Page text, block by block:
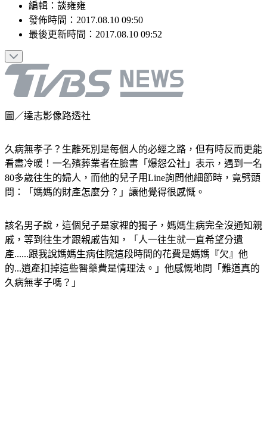
編輯 ： 談雍雍
發佈時間： 2017.08.10 09:50
最後更新時間： 2017.08.10 09:52
圖／達志影像路透社
久病無孝子？生離死別是每個人的必經之路，但有時反而更能
看盡冷暖！一名殯葬業者在臉書「爆怨公社」表示，遇到一名
80多歲往生的婦人，而他的兒子用Line詢問他細節時，竟劈頭
問：「媽媽的財產怎麼分？」讓他覺得很感慨。
該名男子說，這個兒子是家裡的獨子，媽媽生病完全沒通知親
戚，等到往生才跟親戚告知，「人一往生就一直希望分遺
產......跟我說媽媽生病住院這段時間的花費是媽媽『欠』他
的...遺產扣掉這些醫藥費是情理法。」他感慨地問「難道真的
久病無孝子嗎？」